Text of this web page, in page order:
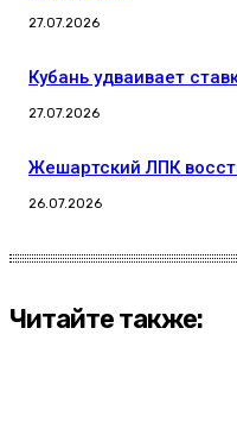
27.07.2026
Кубань удваивает
27.07.2026
Жешартский ЛПК
26.07.2026
Читайте также: